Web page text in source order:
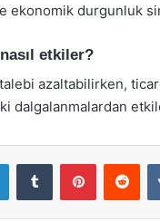
ekonomik durgunluk
etkiler?
azaltabilirken,
dalgalanmalardan
LinkedInTumblr Pinterest